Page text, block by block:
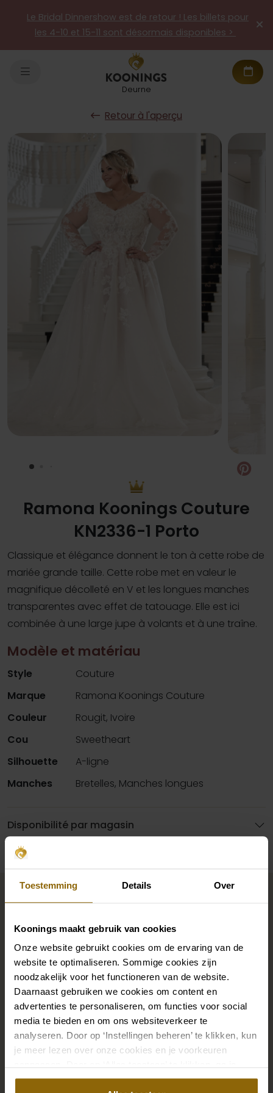
Toestemming Details Over
Koonings maakt gebruik van cookies
Onze website gebruikt cookies om de ervaring van de
website te optimaliseren. Sommige cookies zijn
noodzakelijk voor het functioneren van de website.
Daarnaast gebruiken we cookies om content en
advertenties te personaliseren, om functies voor social
media te bieden en om ons websiteverkeer te
analyseren. Door op ‘Instellingen beheren’ te klikken, kun
je meer lezen over onze cookies en je voorkeuren
akkoord met het gebruik van alle cookies.
Le Bridal Dinnershow est de retour ! Les billets pour
les 4-10 et 15-11 sont désormais disponibles >
Deurne
Retour à l'aperçu
Ramona Koonings Couture
KN2336-1 Porto
Classique et élégance donnent le ton à cette robe de
mariée grande taille. Cette robe met en valeur le
magnifique décolleté en V et les longues manches
transparentes avec effet de tatouage. Elle est ici
combinée à une large jupe à volants et à une traîne.
Modèle et matériau
Style
Couture
Marque
Ramona Koonings Couture
Couleur
Rougit, Ivoire
Cou
Sweetheart
Silhouette
A-ligne
Manches
Bretelles, Manches longues
Disponibilité par magasin
Complétez votre look de
mariée
Des chaussures de mariage parfaites sous votre robe
de mariée, mais aussi des colliers, des bracelets et des
boucles d'oreilles assortis à votre robe de mariée ou
un beau voile, un bandeau ou une épingle à cheveux
pour votre coiffure de mariée : votre look de mariée
n'est complet que s'il est assorti à des accessoires.
Grâce à notre vaste boutique d'accessoires pour les
mariés, vous trouverez l'accessoire parfait pour votre
robe ou votre costume de mariage.